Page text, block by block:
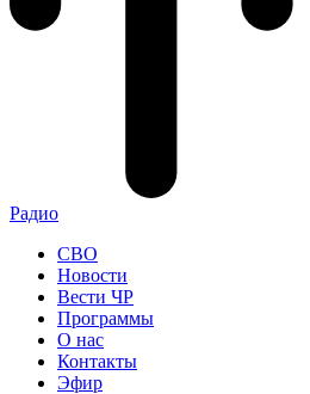
Радио
СВО
Новости
Вести ЧР
Программы
О нас
Контакты
Эфир